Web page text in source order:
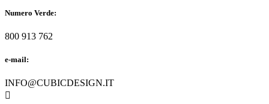
Numero Verde:
800 913 762
e-mail:
INFO@CUBICDESIGN.IT
